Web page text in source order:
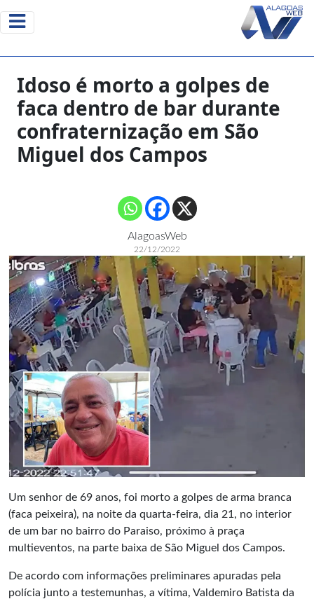
Idoso é morto a golpes de
faca dentro de bar durante
confraternização em São
Miguel dos Campos
AlagoasWeb
22/12/2022
Um senhor de 69 anos, foi morto a golpes de arma branca
(faca peixeira), na noite da quarta-feira, dia 21, no interior
de um bar no bairro do Paraiso, próximo à praça
multieventos, na parte baixa de São Miguel dos Campos.
De acordo com informações preliminares apuradas pela
polícia junto a testemunhas, a vítima, Valdemiro Batista da